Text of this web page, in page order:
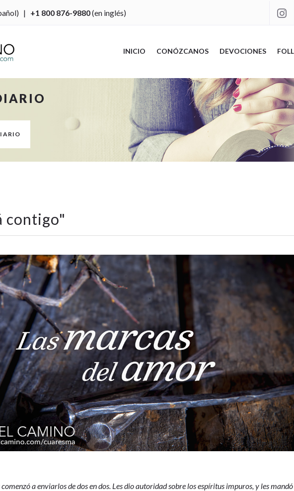
| +1 800 876-9880(en inglés) 
INICIO CONÓZCANOS DEVOCIONES
contigo"
comenzó a enviarlos de dos en dos. Les dio autoridad sobre los espíritus impuros, y les mandó